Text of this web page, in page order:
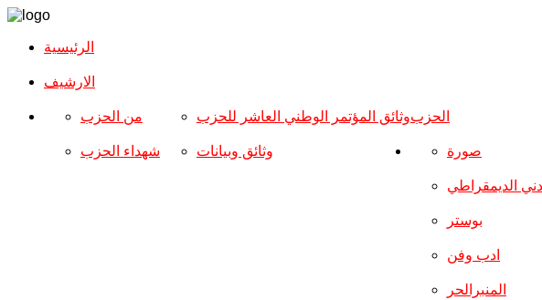
الرئيسية
الارشیف
الحزب من الحزب
شهداء الحزب
وثائق المؤتمر الوطني العاشر للحزب
وثائق وبيانات صورة
الديمقراطي
بوستر
ادب وفن
المنبرالحر